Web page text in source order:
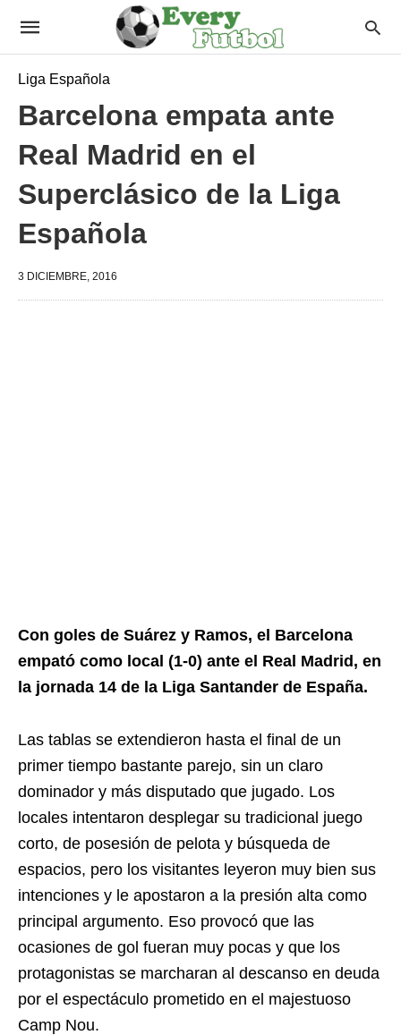
Liga Española
Barcelona empata ante
Real Madrid en el
Superclásico de la Liga
Española
3 DICIEMBRE, 2016
Con goles de Suárez y Ramos, el Barcelona
empató como local (1-0) ante el Real Madrid, en
la jornada 14 de la Liga Santander de España.
Las tablas se extendieron hasta el final de un
primer tiempo bastante parejo, sin un claro
dominador y más disputado que jugado. Los
locales intentaron desplegar su tradicional juego
corto, de posesión de pelota y búsqueda de
espacios, pero los visitantes leyeron muy bien sus
intenciones y le apostaron a la presión alta como
principal argumento. Eso provocó que las
ocasiones de gol fueran muy pocas y que los
protagonistas se marcharan al descanso en deuda
por el espectáculo prometido en el majestuoso
Camp Nou.